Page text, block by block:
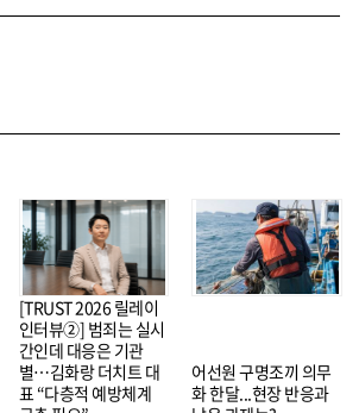
[TRUST 2026 릴레이
인터뷰②] 범죄는 실시
간인데 대응은 기관
별…김화랑 더치트 대
표 “다층적 예방체계
어선원 구명조끼 의무
화 한달...현장 반응과